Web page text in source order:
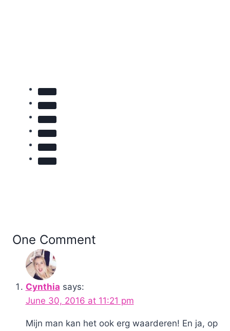
One Comment
Cynthia says:
June 30, 2016 at 11:21 pm
Mijn man kan het ook erg waarderen! En ja, op